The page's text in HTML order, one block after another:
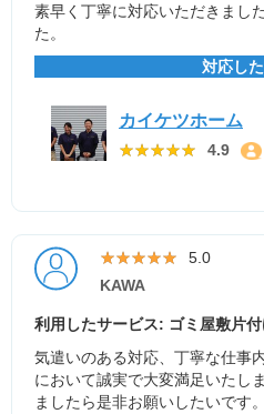
素早く丁寧に対応いただきまし
た。
対応し
カイケツホーム
★★★★★
★★★★★ 4.9
★★★★★
★★★★★ 5.0
KAWA
利用したサービス: ゴミ屋敷片
気遣いのある対応、丁寧な仕事
において誠実で大変満足いたし
ましたら是非お願いしたいです。